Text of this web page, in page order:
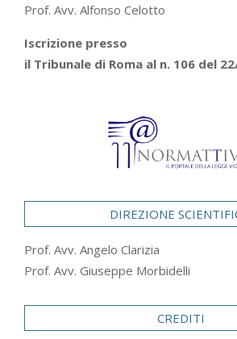
Prof. Avv. Alfonso Celotto
Iscrizione presso
il Tribunale di Roma al n. 106 del
DIREZIONE
Prof. Avv. Angelo Clarizia
Prof. Avv. Giuseppe Morbidelli
CREDITI